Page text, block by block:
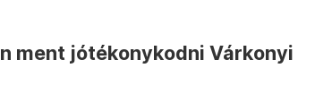
ment jótékonykodni Várkonyi